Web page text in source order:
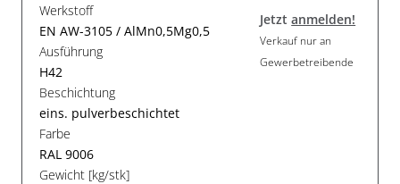
Werkstoff
EN AW-3105 / AlMn0,5Mg0,5
Ausführung
H42
Beschichtung
eins. pulverbeschichtet
Farbe
RAL 9006
Gewicht [kg/stk]
Jetztanmelden!
Verkauf nur an
Gewerbetreibende